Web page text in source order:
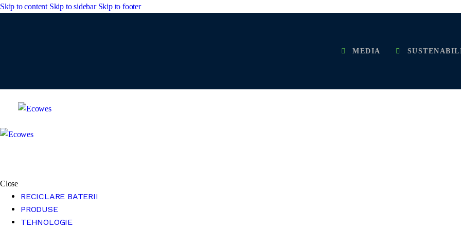
Skip to content Skip to sidebar Skip to footer
MEDIA
Close
RECICLARE BATERII
PRODUSE
TEHNOLOGIE